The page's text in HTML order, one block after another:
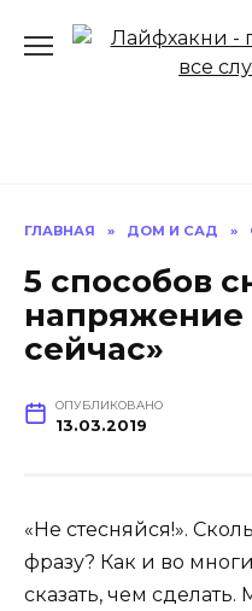
ГЛАВНАЯ » ДОМ И САД »
5 способов
напряжение
сейчас»
ОПУБЛИКОВАНО
13.03.2019
«Не стесняйся!».
фразу? Как и во
сказать, чем сделать.